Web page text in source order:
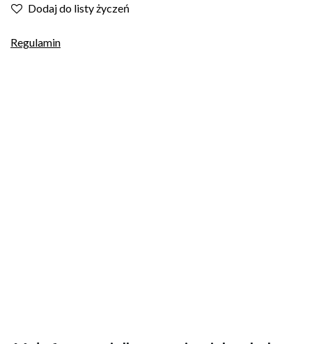
Dodaj do listy życzeń
Regulamin